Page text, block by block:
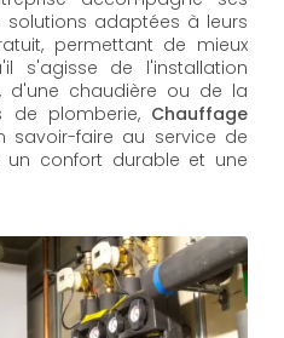
adaptées à leurs
permettant de mieux
s'agisse de l'installation
d'une chaudière ou de la
de plomberie,Chauffage
savoir-faire au service de
un confort durable et une